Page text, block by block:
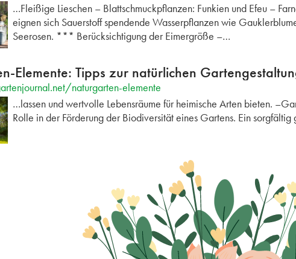
…Fleißige Lieschen – Blattschmuckpflanzen: Funkien und Efeu –
eignen sich Sauerstoff spendende Wasserpflanzen wie
Seerosen. *** Berücksichtigung der Eimergröße –…
Elemente: Tipps zur natürlichen
naturgarten-elemente
…lassen und wertvolle Lebensräume für heimische Arten bieten.
Rolle in der Förderung der Biodiversität eines Gartens. Ein